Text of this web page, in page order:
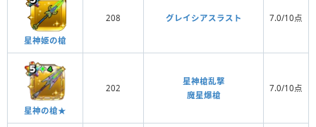
星神姫の槍
208 グレイシアスラスト 7.0/10点
星神の槍★
202
星神槍乱撃
魔星爆槍
7.0/10点